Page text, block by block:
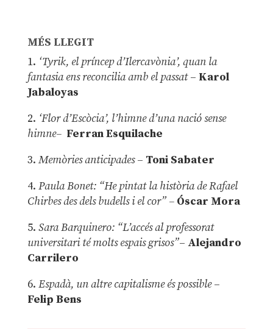
MÉS LLEGIT
1. ‘Tyrik, el príncep d’Ilercavònia’, quan la
fantasia ens reconcilia amb el passat– Karol
Jabaloyas
2. ‘Flor d’Escòcia’, l’himne d’una nació sense
himne– Ferran Esquilache
3. Memòries anticipades– Toni Sabater
4. Paula Bonet: “He pintat la història de Rafael
Chirbes des dels budells i el cor” –Óscar Mora
5. Sara Barquinero: “L’accés al professorat
universitari té molts espais grisos”– Alejandro
Carrilero
6. Espadà, un altre capitalisme és possible –
Felip Bens